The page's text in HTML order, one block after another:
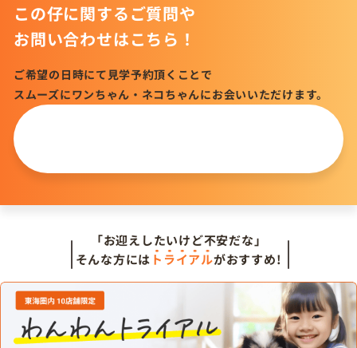
この仔に関するご質問や
お問い合わせはこちら！
ご希望の日時にて見学予約頂くことで
スムーズにワンちゃん・ネコちゃんにお会いいただけます。
「お迎えしたいけど不安だな」
そんな方には トライアルがおすすめ!